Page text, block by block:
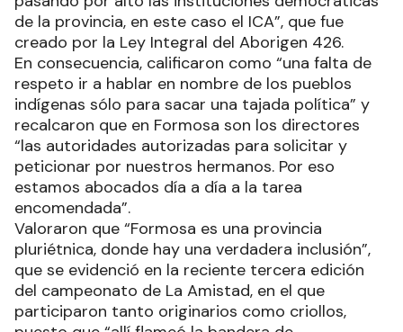
de la provincia, en este caso el ICA”, que fue
creado por la Ley Integral del Aborigen 426.
En consecuencia, calificaron como “una falta de
respeto ir a hablar en nombre de los pueblos
indígenas sólo para sacar una tajada política” y
recalcaron que en Formosa son los directores
“las autoridades autorizadas para solicitar y
peticionar por nuestros hermanos. Por eso
estamos abocados día a día a la tarea
encomendada”.
Valoraron que “Formosa es una provincia
pluriétnica, donde hay una verdadera inclusión”,
que se evidenció en la reciente tercera edición
del campeonato de La Amistad, en el que
participaron tanto originarios como criollos,